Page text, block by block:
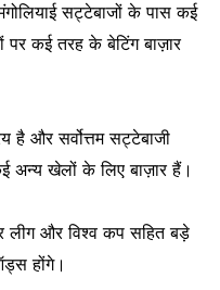
सट्टेबाजों के पास कई
कई तरह के बेटिंग बाज़ार
है और सर्वोत्तम सट्टेबाजी
अन्य खेलों के लिए बाज़ार हैं।
लीग और विश्व कप सहित बड़े
होंगे।